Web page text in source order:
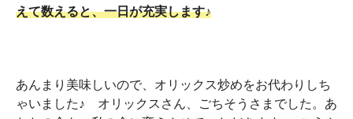
えて数えると、一日が充実します♪
あんまり美味しいので、オリックス炒めをお代わりしち
ゃいました♪ オリックスさん、ごちそうさまでした。あ